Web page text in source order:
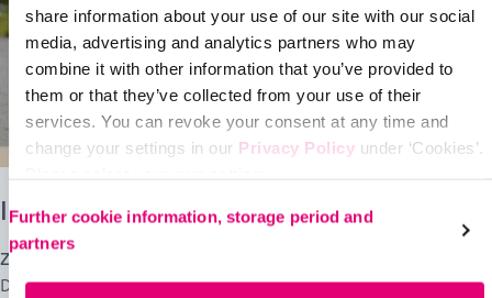
share information about your use of our site with our social
media, advertising and analytics partners who may
combine it with other information that you’ve provided to
them or that they’ve collected from your use of their
services. You can revoke your consent at any time and
change your settings in our Privacy Policy under ‘Cookies’.
Further cookie information, storage period and
partners
Ischios-Dehnung
Ziel
Dehnung der hinteren Oberschenkelmuskulatur